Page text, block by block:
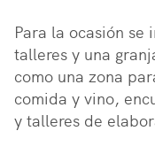
Para la ocasión se
talleres y una
como una zona
comida y vino,
y talleres de